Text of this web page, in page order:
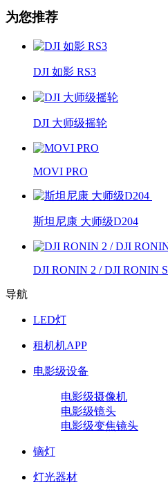
为您推荐
DJI 如影 RS3
DJI 大师级摇轮
MOVI PRO
斯坦尼康 大师级D204
DJI RONIN 2 / DJI RONIN S
导航
LED灯
租机机APP
电影级设备
电影级摄像机
电影级镜头
电影级变焦镜头
镝灯
灯光器材